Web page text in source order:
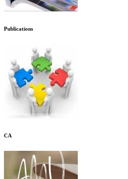
Publications
CA